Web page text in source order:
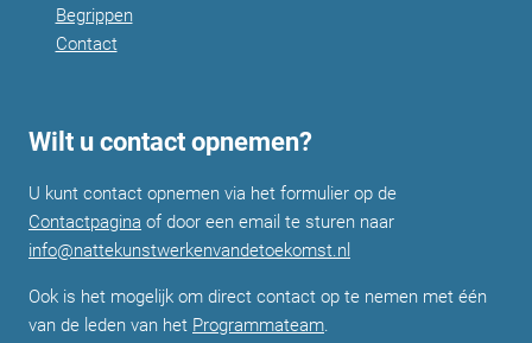
Begrippen
Contact
Wilt u contact opnemen?
U kunt contact opnemen via het formulier op de
Contactpagina of door een email te sturen naar
info@nattekunstwerkenvandetoekomst.nl
Ook is het mogelijk om direct contact op te nemen met één
van de leden van het Programmateam.